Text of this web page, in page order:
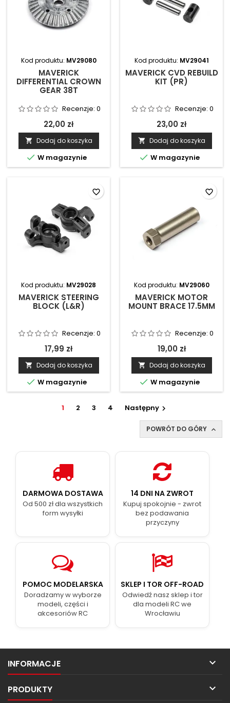
Kod produktu: MV29080
MAVERICK
DIFFERENTIAL CROWN
GEAR 38T
Recenzje: 0
22,00 zł
 Dodaj do koszyka
 W magazynie
Kod produktu: MV29041
MAVERICK CVD REBUILD
KIT (PR)
Recenzje: 0
23,00 zł
 Dodaj do koszyka
 W magazynie
Kod produktu: MV29028
MAVERICK STEERING
BLOCK (L&R)
Recenzje: 0
17,99 zł
 Dodaj do koszyka
 W magazynie
favorite_border
Kod produktu: MV29060
MAVERICK MOTOR
MOUNT BRACE 17.5MM
Recenzje: 0
19,00 zł
 Dodaj do koszyka
 W magazynie
favorite_border
1 2 3 4 Następny 
POWRÓT DO GÓRY 
DARMOWA DOSTAWA
Od 500 zł dla wszystkich
form wysyłki
14 DNI NA ZWROT
Kupuj spokojnie - zwrot
bez podawania
przyczyny
POMOC MODELARSKA
Doradzamy w wyborze
modeli, części i
akcesoriów RC
SKLEP I TOR OFF-ROAD
Odwiedź nasz sklep i tor
dla modeli RC we
Wrocławiu
INFORMACJE 
PRODUKTY 